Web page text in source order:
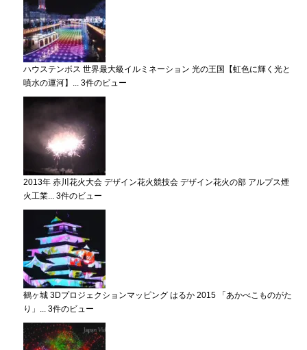
ハウステンボス 世界最大級イルミネーション 光の王国【虹色に輝く光と
噴水の運河】...
3件のビュー
2013年 赤川花火大会 デザイン花火競技会 デザイン花火の部 アルプス煙
火工業...
3件のビュー
鶴ヶ城 3Dプロジェクションマッピング はるか 2015 「あかべこものがた
り」...
3件のビュー